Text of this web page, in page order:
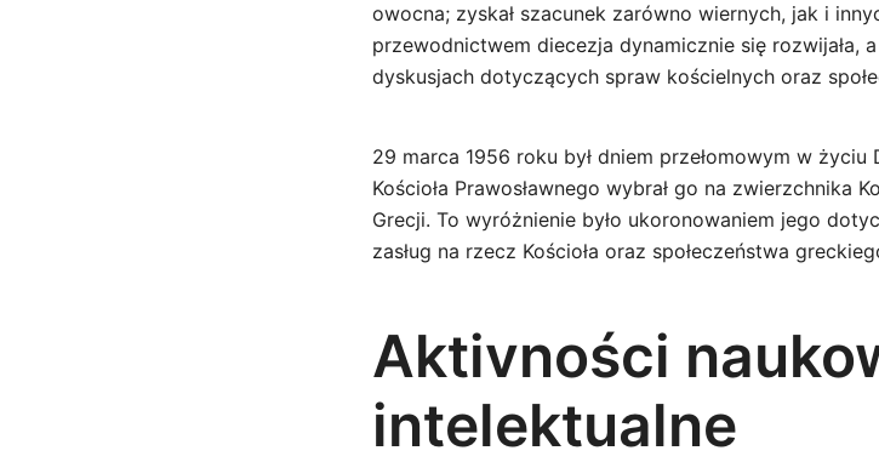
owocna; zyskał szacunek zarówno wiernych, jak i
przewodnictwem diecezja dynamicznie się rozwijała,
dyskusjach dotyczących spraw kościelnych oraz
29 marca 1956 roku był dniem przełomowym w
Kościoła Prawosławnego wybrał go na zwierzchnika
Grecji. To wyróżnienie było ukoronowaniem jego
zasług na rzecz Kościoła oraz społeczeństwa
Aktivności
intelektualne